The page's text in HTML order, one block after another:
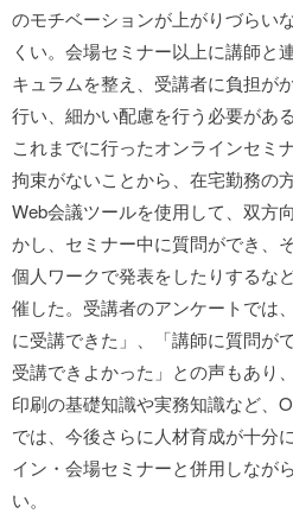
のモチベーションが上がりづらい
くい。会場セミナー以上に講師と
キュラムを整え、受講者に負担が
行い、細かい配慮を行う必要がある
これまでに行ったオンラインセミ
拘束がないことから、在宅勤務の
Web会議ツールを使用して、双方
かし、セミナー中に質問ができ、
個人ワークで発表をしたりするな
催した。受講者のアンケートでは
に受講できた」、「講師に質問が
受講できよかった」との声もあり
印刷の基礎知識や実務知識など、
では、今後さらに人材育成が十分
イン・会場セミナーと併用しなが
い。